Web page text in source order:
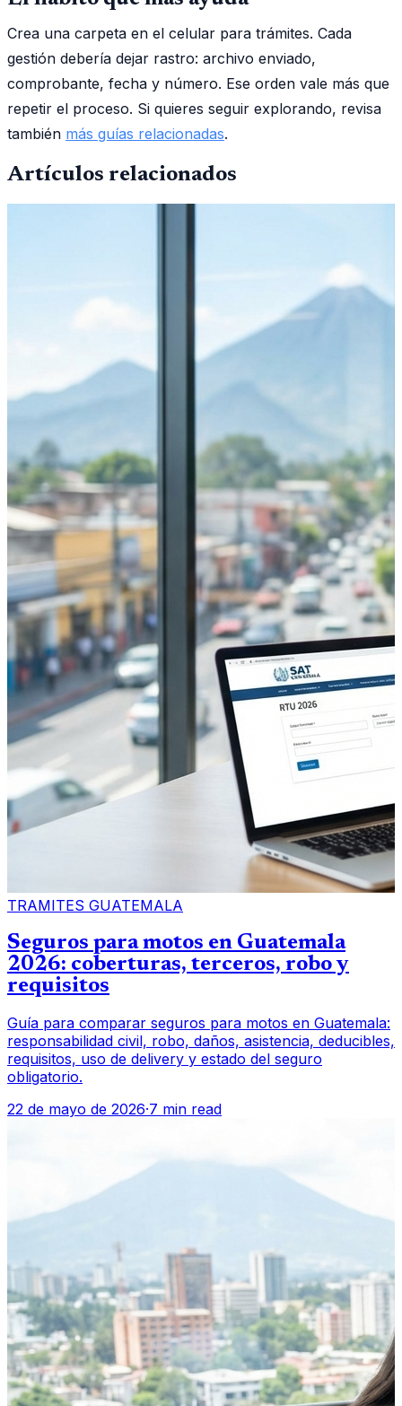
Crea una carpeta en el celular para trámites. Cada
gestión debería dejar rastro: archivo enviado,
comprobante, fecha y número. Ese orden vale más que
repetir el proceso. Si quieres seguir explorando, revisa
también más guías relacionadas.
Artículos relacionados
TRAMITES GUATEMALA
Seguros para motos en Guatemala
2026: coberturas, terceros, robo y
requisitos
Guía para comparar seguros para motos en Guatemala:
responsabilidad civil, robo, daños, asistencia, deducibles,
requisitos, uso de delivery y estado del seguro
obligatorio.
22 de mayo de 2026·7 min read